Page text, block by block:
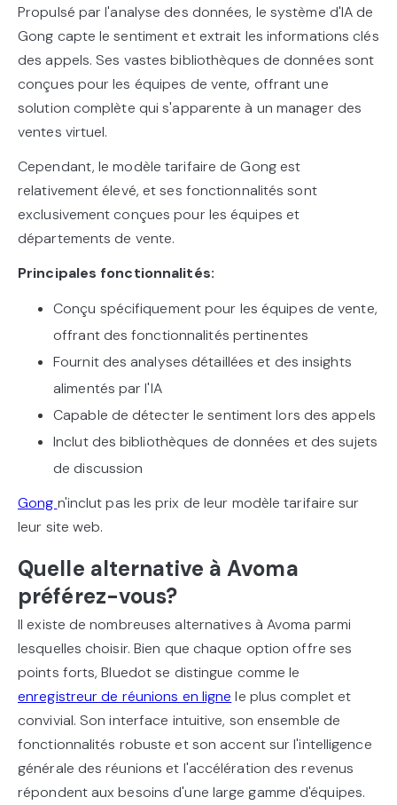
Propulsé par l'analyse des données, le système d'IA de
Gong capte le sentiment et extrait les informations clés
des appels. Ses vastes bibliothèques de données sont
conçues pour les équipes de vente, offrant une
solution complète qui s'apparente à un manager des
ventes virtuel.
Cependant, le modèle tarifaire de Gong est
relativement élevé, et ses fonctionnalités sont
exclusivement conçues pour les équipes et
départements de vente.
Principales fonctionnalités:
Conçu spécifiquement pour les équipes de vente,
offrant des fonctionnalités pertinentes
Fournit des analyses détaillées et des insights
alimentés par l'IA
Capable de détecter le sentiment lors des appels
Inclut des bibliothèques de données et des sujets
de discussion
Gong n'inclut pas les prix de leur modèle tarifaire sur
leur site web.
Quelle alternative à Avoma
préférez-vous?
Il existe de nombreuses alternatives à Avoma parmi
lesquelles choisir. Bien que chaque option offre ses
points forts, Bluedot se distingue comme le
enregistreur de réunions en ligne le plus complet et
convivial. Son interface intuitive, son ensemble de
fonctionnalités robuste et son accent sur l'intelligence
générale des réunions et l'accélération des revenus
répondent aux besoins d'une large gamme d'équipes.